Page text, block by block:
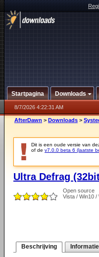
Startpagina Downloads
8/7/2026 4:22:31 AM
AfterDawn > Downloads >
Dit is een oude versie van
of de v7.0.0 beta 6 (laatste
Ultra Defrag
Open source
Vista / Win10 /
Beschrijving Informatie